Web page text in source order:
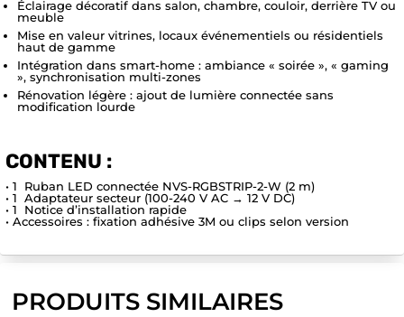
Éclairage décoratif dans salon, chambre, couloir, derrière TV ou
meuble
Mise en valeur vitrines, locaux événementiels ou résidentiels
haut de gamme
Intégration dans smart-home : ambiance « soirée », « gaming
», synchronisation multi-zones
Rénovation légère : ajout de lumière connectée sans
modification lourde
CONTENU :
• 1 Ruban LED connectée NVS-RGBSTRIP-2-W (2 m)
• 1 Adaptateur secteur (100-240 V AC → 12 V DC)
• 1 Notice d’installation rapide
• Accessoires : fixation adhésive 3M ou clips selon version
PRODUITS SIMILAIRES